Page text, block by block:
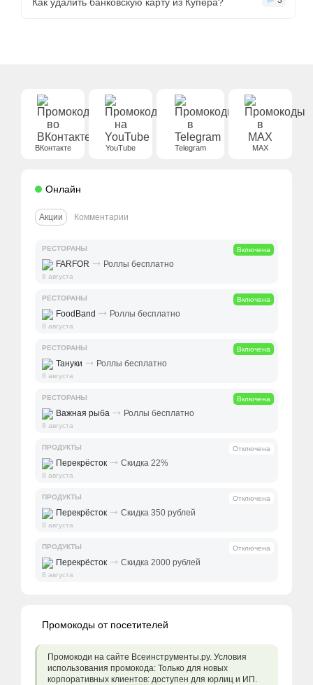
ВКонтакте YouTube Telegram MAX
Онлайн
Акции Комментарии
РЕСТОРАНЫ Включена
FARFOR ⤑ Роллы бесплатно
8 августа
РЕСТОРАНЫ Включена
FoodBand ⤑ Роллы бесплатно
8 августа
РЕСТОРАНЫ Включена
Тануки ⤑ Роллы бесплатно
8 августа
РЕСТОРАНЫ Включена
Важная рыба ⤑ Роллы бесплатно
8 августа
ПРОДУКТЫ Отключена
Перекрёсток ⤑ Скидка 22%
8 августа
ПРОДУКТЫ Отключена
Перекрёсток ⤑ Скидка 350 рублей
8 августа
ПРОДУКТЫ Отключена
Перекрёсток ⤑ Скидка 2000 рублей
8 августа
Промокоды от посетителей
Промокоди на сайте Всеинструменты.ру. Условия
использования промокода: Только для новых
корпоративных клиентов: доступен для юрлиц и ИП.